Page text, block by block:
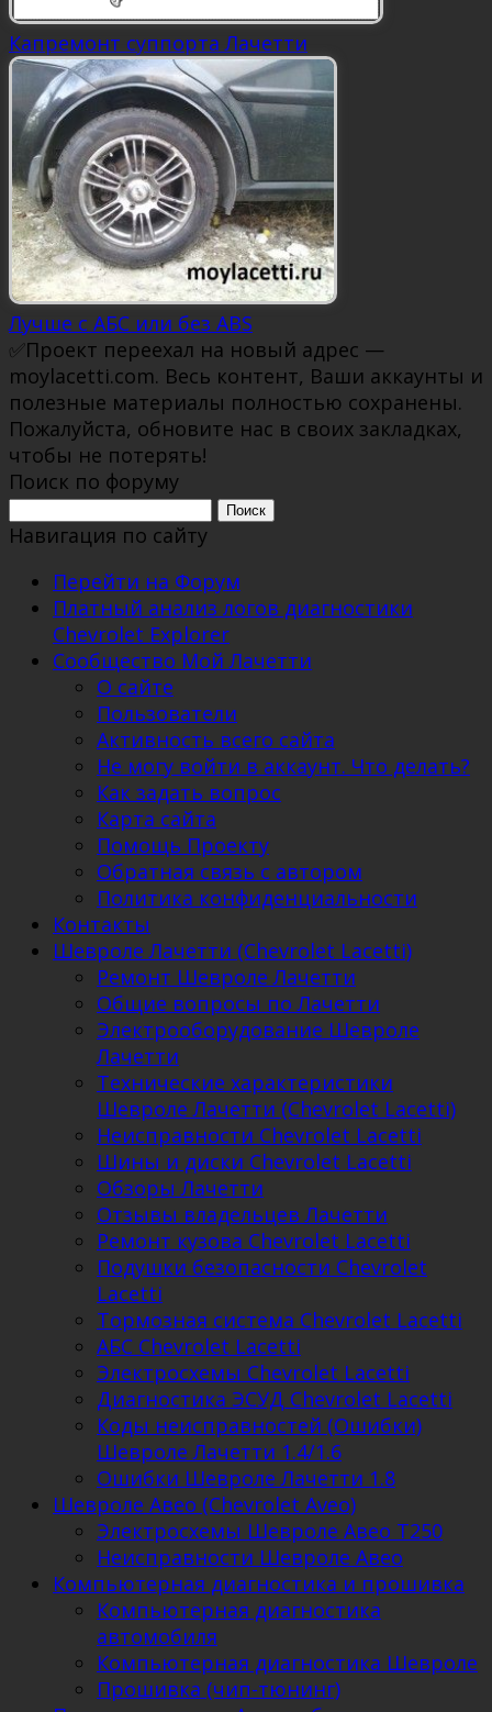
Капремонт суппорта Лачетти
Лучше с АБС или без ABS
✅Проект переехал на новый адрес —
moylacetti.com. Весь контент, Ваши аккаунты и
полезные материалы полностью сохранены.
Пожалуйста, обновите нас в своих закладках,
чтобы не потерять!
Поиск по форуму
Поиск:
Навигация по сайту
Перейти на Форум
Платный анализ логов диагностики
Chevrolet Explorer
Сообщество Мой Лачетти
О сайте
Пользователи
Активность всего сайта
Не могу войти в аккаунт. Что делать?
Как задать вопрос
Карта сайта
Помощь Проекту
Обратная связь с автором
Политика конфиденциальности
Контакты
Шевроле Лачетти (Chevrolet Lacetti)
Ремонт Шевроле Лачетти
Общие вопросы по Лачетти
Электрооборудование Шевроле
Лачетти
Технические характеристики
Шевроле Лачетти (Chevrolet Lacetti)
Неисправности Chevrolet Lacetti
Шины и диски Chevrolet Lacetti
Обзоры Лачетти
Отзывы владельцев Лачетти
Ремонт кузова Chevrolet Lacetti
Подушки безопасности Chevrolet
Lacetti
Тормозная система Chevrolet Lacetti
АБС Chevrolet Lacetti
Электросхемы Chevrolet Lacetti
Диагностика ЭСУД Chevrolet Lacetti
Коды неисправностей (Ошибки)
Шевроле Лачетти 1.4/1.6
Ошибки Шевроле Лачетти 1.8
Шевроле Авео (Chevrolet Aveo)
Электросхемы Шевроле Авео Т250
Неисправности Шевроле Авео
Компьютерная диагностика и прошивка
Компьютерная диагностика
автомобиля
Компьютерная диагностика Шевроле
Прошивка (чип-тюнинг)